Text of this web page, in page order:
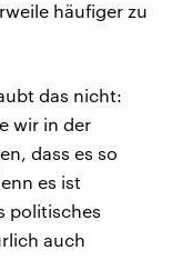
häufiger zu
das nicht:
wir in der
dass es so
es ist
politisches
auch